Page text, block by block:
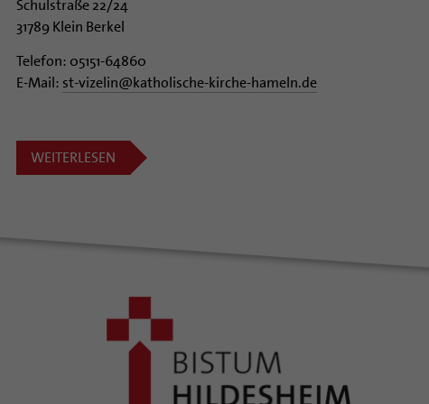
Schulstraße 22/24
31789 Klein Berkel
Telefon: 05151-64860
E-Mail: st-vizelin@katholische-kirche-hameln.de
WEITERLESEN